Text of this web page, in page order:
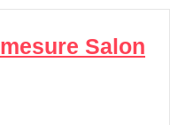
Salon